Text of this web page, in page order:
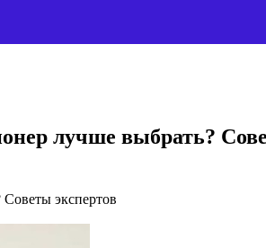
лучше выбрать?
экспертов